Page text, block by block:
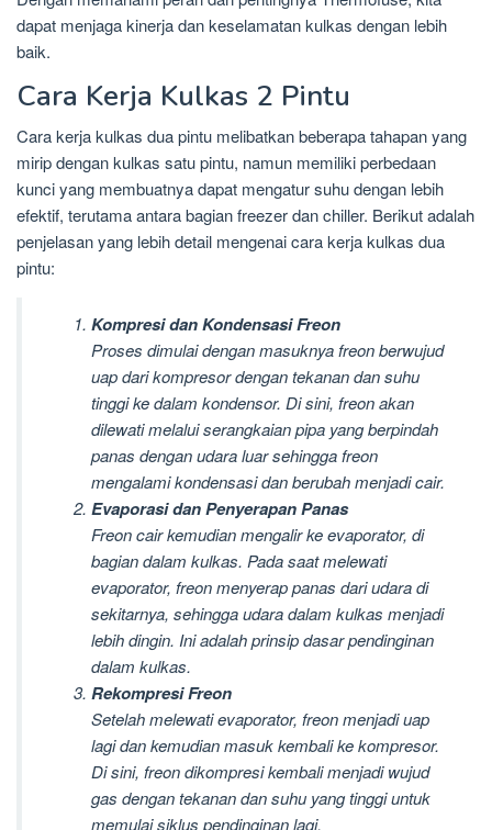
dapat menjaga kinerja dan keselamatan kulkas dengan lebih
baik.
Cara Kerja Kulkas 2 Pintu
Cara kerja kulkas dua pintu melibatkan beberapa tahapan yang
mirip dengan kulkas satu pintu, namun memiliki perbedaan
kunci yang membuatnya dapat mengatur suhu dengan lebih
efektif, terutama antara bagian freezer dan chiller. Berikut adalah
penjelasan yang lebih detail mengenai cara kerja kulkas dua
pintu:
Kompresi dan Kondensasi Freon
Proses dimulai dengan masuknya freon berwujud
uap dari kompresor dengan tekanan dan suhu
tinggi ke dalam kondensor. Di sini, freon akan
dilewati melalui serangkaian pipa yang berpindah
panas dengan udara luar sehingga freon
mengalami kondensasi dan berubah menjadi cair.
Evaporasi dan Penyerapan Panas
Freon cair kemudian mengalir ke evaporator, di
bagian dalam kulkas. Pada saat melewati
evaporator, freon menyerap panas dari udara di
sekitarnya, sehingga udara dalam kulkas menjadi
lebih dingin. Ini adalah prinsip dasar pendinginan
dalam kulkas.
Rekompresi Freon
Setelah melewati evaporator, freon menjadi uap
lagi dan kemudian masuk kembali ke kompresor.
Di sini, freon dikompresi kembali menjadi wujud
gas dengan tekanan dan suhu yang tinggi untuk
memulai siklus pendinginan lagi.